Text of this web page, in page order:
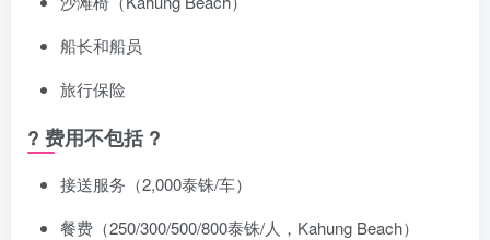
船长和船员
旅行保险
? 费用不包括 ?
接送服务（2,000泰铢/车）
餐费（250/300/500/800泰铢/人，Kahung Beach）